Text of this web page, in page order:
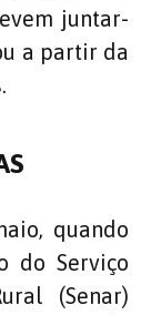
juntar-
a partir da
quando
do Serviço
(Senar)